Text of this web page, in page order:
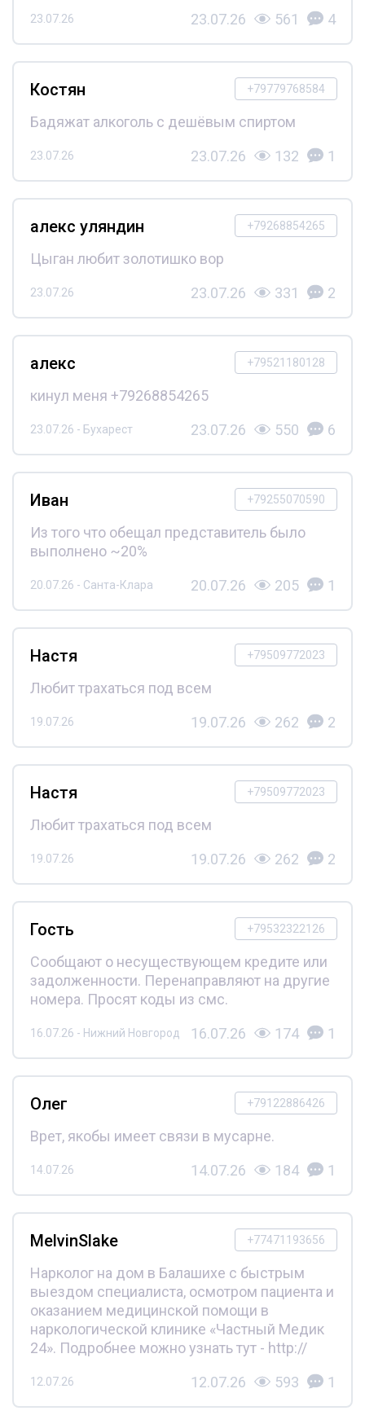
23.07.26 23.07.26 561 4
+79779768584
Костян
Бадяжат алкоголь с дешёвым спиртом
23.07.26 23.07.26 132 1
+79268854265
алекс уляндин
Цыган любит золотишко вор
23.07.26 23.07.26 331 2
+79521180128
алекс
кинул меня +79268854265
23.07.26 - Бухарест 23.07.26 550 6
+79255070590
Иван
Из того что обещал представитель было
выполнено ~20%
20.07.26 - Санта-Клара 20.07.26 205 1
+79509772023
Настя
Любит трахаться под всем
19.07.26 19.07.26 262 2
+79509772023
Настя
Любит трахаться под всем
19.07.26 19.07.26 262 2
+79532322126
Гость
Сообщают о несуществующем кредите или
задолженности. Перенаправляют на другие
номера. Просят коды из смс.
16.07.26 - Нижний Новгород 16.07.26 174 1
+79122886426
Олег
Врет, якобы имеет связи в мусарне.
14.07.26 14.07.26 184 1
+77471193656
MelvinSlake
Нарколог на дом в Балашихе с быстрым
выездом специалиста, осмотром пациента и
оказанием медицинской помощи в
наркологической клинике «Частный Медик
24». Подробнее можно узнать тут - http://
12.07.26 12.07.26 593 1